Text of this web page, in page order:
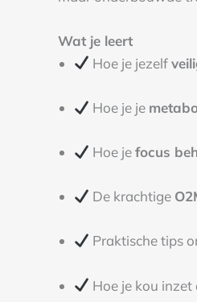
Wat je leert
Hoe je jezelf
Hoe je je
Hoe jefocus
De krachtige
Praktische tips
Hoe je kou